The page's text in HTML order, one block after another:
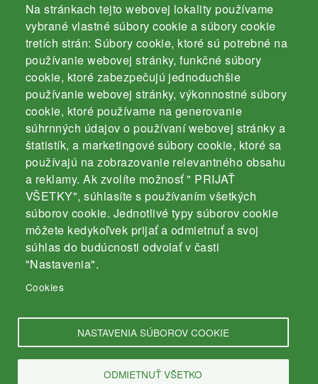
Na stránkach tejto webovej lokality používame
vybrané vlastné súbory cookie a súbory cookie
tretích strán: Súbory cookie, ktoré sú potrebné na
používanie webovej stránky, funkčné súbory
cookie, ktoré zabezpečujú jednoduchšie
používanie webovej stránky, výkonnostné súbory
cookie, ktoré používame na generovanie
súhrnných údajov o používaní webovej stránky a
štatistík, a marketingové súbory cookie, ktoré sa
používajú na zobrazovanie relevantného obsahu
a reklamy. Ak zvolíte možnosť " PRIJAŤ
VŠETKY", súhlasíte s používaním všetkých
súborov cookie. Jednotlivé typy súborov cookie
môžete kedykoľvek prijať a odmietnuť a svoj
súhlas do budúcnosti odvolať v časti
"Nastavenia".
Cookies
NASTAVENIA SÚBOROV COOKIE
ODMIETNUŤ VŠETKO
Kontakt
Záhradnícka 3000/4
94501 Komárno
mobil: 035 / 770 19 43
e-mail:
Slovenský rybársky zväz
Komárno
Odkazy
Ochrana osobných údajov
Cookies